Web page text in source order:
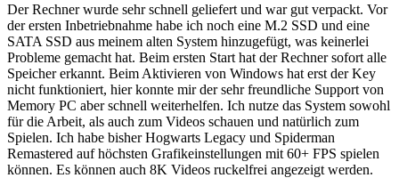
Der Rechner wurde sehr schnell geliefert und war gut verpackt. Vor
der ersten Inbetriebnahme habe ich noch eine M.2 SSD und eine
SATA SSD aus meinem alten System hinzugefügt, was keinerlei
Probleme gemacht hat. Beim ersten Start hat der Rechner sofort alle
Speicher erkannt. Beim Aktivieren von Windows hat erst der Key
nicht funktioniert, hier konnte mir der sehr freundliche Support von
Memory PC aber schnell weiterhelfen. Ich nutze das System sowohl
für die Arbeit, als auch zum Videos schauen und natürlich zum
Spielen. Ich habe bisher Hogwarts Legacy und Spiderman
Remastered auf höchsten Grafikeinstellungen mit 60+ FPS spielen
können. Es können auch 8K Videos ruckelfrei angezeigt werden.